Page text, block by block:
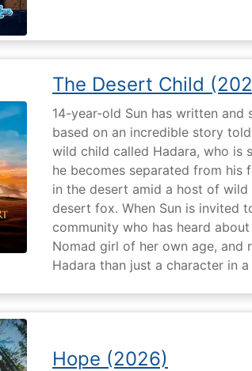
The Desert Child
14-year-old Sun has written and
based on an incredible story
wild child called Hadara, who is
he becomes separated from his
in the desert amid a host of
desert fox. When Sun is invited
community who has heard
Nomad girl of her own age, and
Hadara than just a character in
Hope (2026)